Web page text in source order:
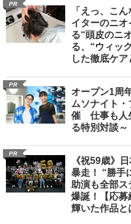
PR
「えっ、こ
イターのニ
る“頭皮のニ
る、“ウィッ
した徹底ケア
PR
オープン1周
ムソナイト・
催 仕事も人
る特別対談～
PR
《祝59歳》
暴走！ “勝手
助演も全部ス
爆誕！【応募
輝いた作品と